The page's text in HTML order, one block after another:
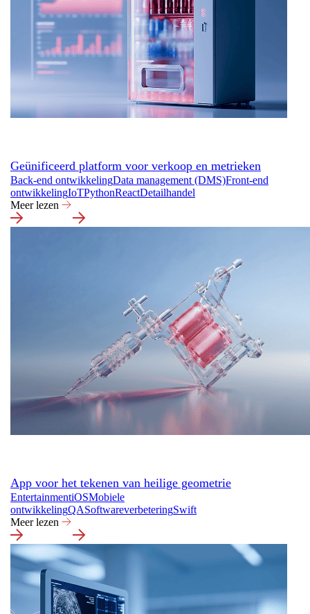
Geünificeerd platform voor verkoop en metrieken
Back-end ontwikkelingData management (DMS)Front-end
ontwikkelingIoTPythonReactDetailhandel
Meer lezen
App voor het tekenen van heilige geometrie
EntertainmentiOSMobiele
ontwikkelingQASoftwareverbeteringSwift
Meer lezen